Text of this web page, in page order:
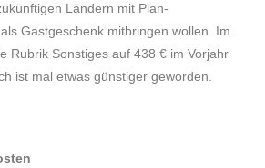
Ländern mit Plan-
Gastgeschenk mitbringen wollen. Im
Rubrik Sonstiges auf 438 € im Vorjahr
ist mal etwas günstiger geworden.